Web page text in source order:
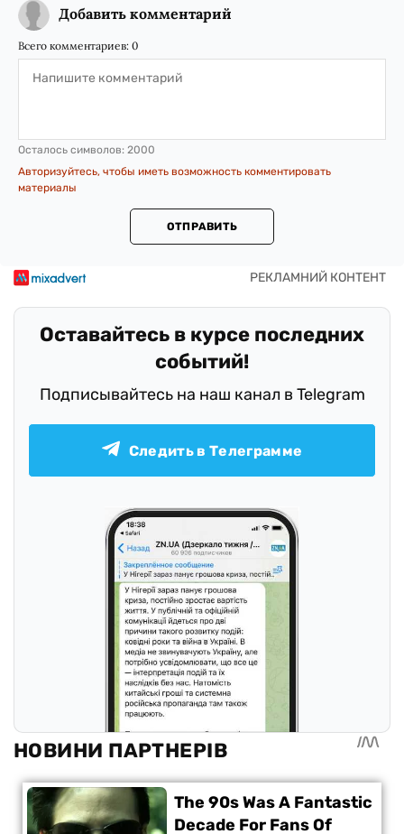
Добавить комментарий
Всего комментариев: 0
Осталось символов: 2000
Авторизуйтесь, чтобы иметь возможность комментировать
материалы
ОТПРАВИТЬ
Оставайтесь в курсе последних
событий!
Подписывайтесь на наш канал в Telegram
Следить в Телеграмме